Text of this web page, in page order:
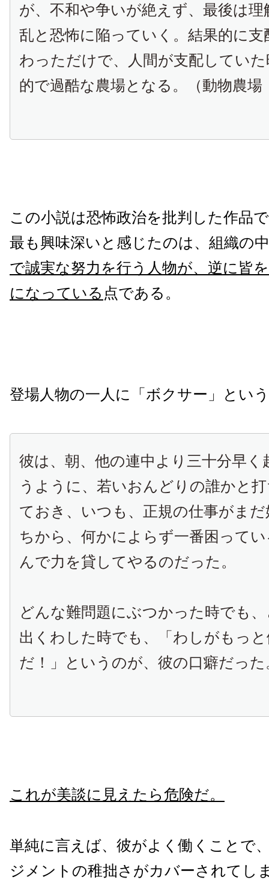
が、不和や争いが絶えず、最後は
乱と恐怖に陥っていく。結果的に支
わっただけで、人間が支配してい
的で過酷な農場となる。（動物農場
この小説は恐怖政治を批判した作品
最も興味深いと感じたのは、組織の
で誠実な努力を行う人物が、逆に皆
になっている 点である。
登場人物の一人に「ボクサー」とい
彼は、朝、他の連中より三十分早
うように、若いおんどりの誰かと
ておき、いつも、正規の仕事がま
ちから、何かによらず一番困って
んで力を貸してやるのだった。
どんな難問題にぶつかった時でも
出くわした時でも、「わしがもっ
だ！」というのが、彼の口癖だった
これが美談に見えたら危険だ。
単純に言えば、彼がよく働くことで
ジメントの稚拙さがカバーされてし